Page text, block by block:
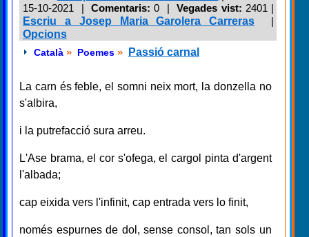
15-10-2021 | Comentaris: 0 |Vegades vist: 2401 |
Escriu a Josep Maria Garolera Carreras |
Opcions
Català » Poemes » Passió carnal
La carn és feble, el somni neix mort, la donzella no
s'albira,
i la putrefacció sura arreu.
L'Ase brama, el cor s'ofega, el cargol pinta d'argent
l'albada;
cap eixida vers l'infinit, cap entrada vers lo finit,
només espurnes de dol, sense consol, tan sols un